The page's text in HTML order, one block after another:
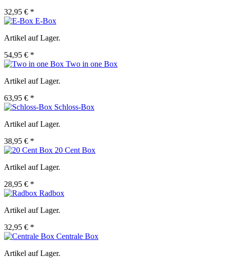
32,95 € *
E-Box
Artikel auf Lager.
54,95 € *
Two in one Box
Artikel auf Lager.
63,95 € *
Schloss-Box
Artikel auf Lager.
38,95 € *
20 Cent Box
Artikel auf Lager.
28,95 € *
Radbox
Artikel auf Lager.
32,95 € *
Centrale Box
Artikel auf Lager.